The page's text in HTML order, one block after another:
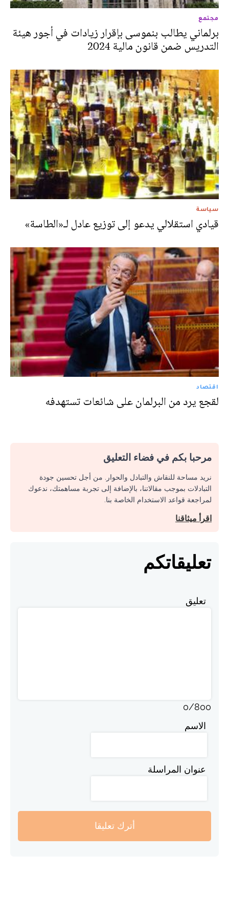
مجتمع
برلماني يطالب بنموسى بإقرار زيادات في أجور هيئة
التدريس ضمن قانون مالية 2024
سياسة
قيادي استقلالي يدعو إلى توزيع عادل لـ«الطاسة»
اقتصاد
لقجع يرد من البرلمان على شائعات تستهدفه
مرحبا بكم في فضاء التعليق
نريد مساحة للنقاش والتبادل والحوار. من أجل تحسين جودة
التبادلات بموجب مقالاتنا، بالإضافة إلى تجربة مساهمتك، ندعوك
لمراجعة قواعد الاستخدام الخاصة بنا.
اقرأ ميثاقنا
تعليقاتكم
تعليق
0/800
الاسم
عنوان المراسلة
أترك تعليقا